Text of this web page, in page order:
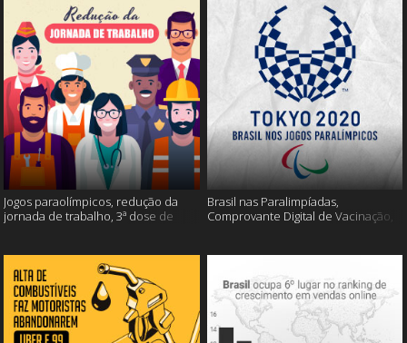
Jogos paraolímpicos, redução da
jornada de trabalho, 3ª dose de
Brasil nas Paralimpíadas,
Comprovante Digital de Vacinação,